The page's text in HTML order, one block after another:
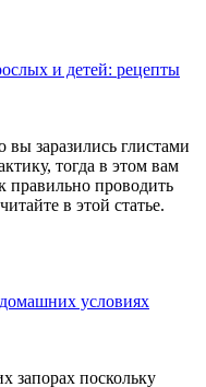
и детей: рецепты
вы заразились глистами
тогда в этом вам
правильно проводить
в этой статье.
условиях
запорах поскольку